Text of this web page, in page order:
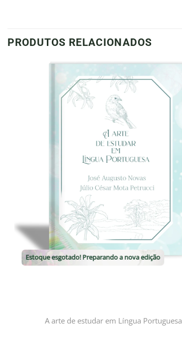
PRODUTOS RELACIONADOS
Estoque esgotado! Preparando a nova edição
A arte de estudar em Língua Portuguesa